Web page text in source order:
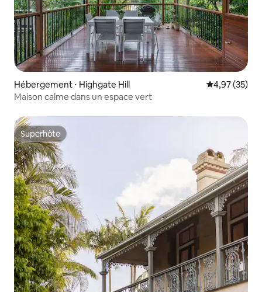
Hébergement ⋅ Highgate Hill Évaluation
4,97 (35)
Maison calme dans un espace vert
Superhôte
Superhôte